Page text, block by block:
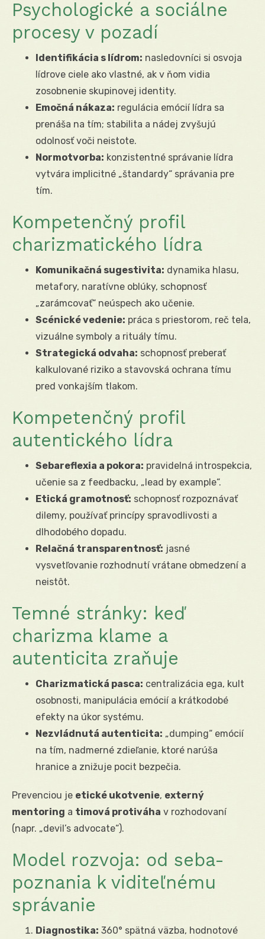
Psychologické a sociálne
procesy v pozadí
Identifikácia s lídrom: nasledovníci si osvoja
lídrove ciele ako vlastné, ak v ňom vidia
zosobnenie skupinovej identity.
Emočná nákaza: regulácia emócií lídra sa
prenáša na tím; stabilita a nádej zvyšujú
odolnosť voči neistote.
Normotvorba: konzistentné správanie lídra
vytvára implicitné „štandardy“ správania pre
tím.
Kompetenčný profil
charizmatického lídra
Komunikačná sugestivita: dynamika hlasu,
metafory, naratívne oblúky, schopnosť
„zarámcovať“ neúspech ako učenie.
Scénické vedenie: práca s priestorom, reč tela,
vizuálne symboly a rituály tímu.
Strategická odvaha: schopnosť preberať
kalkulované riziko a stavovská ochrana tímu
pred vonkajším tlakom.
Kompetenčný profil
autentického lídra
Sebareflexia a pokora: pravidelná introspekcia,
učenie sa z feedbacku, „lead by example“.
Etická gramotnosť: schopnosť rozpoznávať
dilemy, používať princípy spravodlivosti a
dlhodobého dopadu.
Relačná transparentnosť: jasné
vysvetľovanie rozhodnutí vrátane obmedzení a
neistôt.
Temné stránky: keď
charizma klame a
autenticita zraňuje
Charizmatická pasca: centralizácia ega, kult
osobnosti, manipulácia emócií a krátkodobé
efekty na úkor systému.
Nezvládnutá autenticita: „dumping“ emócií
na tím, nadmerné zdieľanie, ktoré narúša
hranice a znižuje pocit bezpečia.
Prevenciou je etické ukotvenie, externý
mentoring a timová protiváha v rozhodovaní
(napr. „devil’s advocate“).
Model rozvoja: od seba-
poznania k viditeľnému
správanie
Diagnostika: 360° spätná väzba, hodnotové